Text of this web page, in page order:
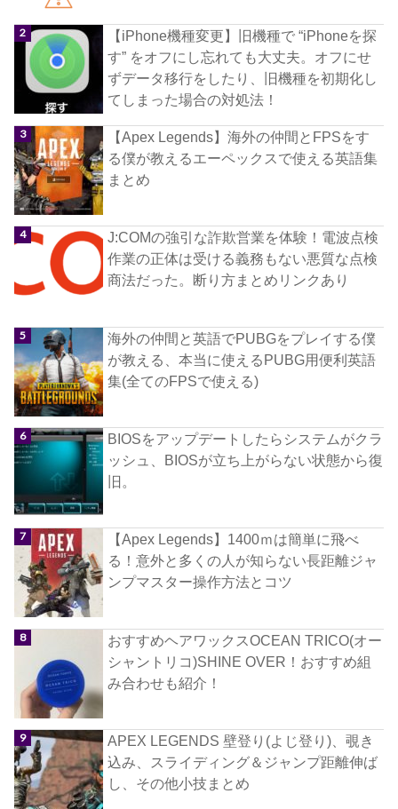
【iPhone機種変更】旧機種で “iPhoneを探
す” をオフにし忘れても大丈夫。オフにせ
ずデータ移行をしたり、旧機種を初期化し
てしまった場合の対処法！
【Apex Legends】海外の仲間とFPSをす
る僕が教えるエーペックスで使える英語集
まとめ
J:COMの強引な詐欺営業を体験！電波点検
作業の正体は受ける義務もない悪質な点検
商法だった。断り方まとめリンクあり
海外の仲間と英語でPUBGをプレイする僕
が教える、本当に使えるPUBG用便利英語
集(全てのFPSで使える)
BIOSをアップデートしたらシステムがクラ
ッシュ、BIOSが立ち上がらない状態から復
旧。
【Apex Legends】1400ｍは簡単に飛べ
る！意外と多くの人が知らない長距離ジャ
ンプマスター操作方法とコツ
おすすめヘアワックスOCEAN TRICO(オー
シャントリコ)SHINE OVER！おすすめ組
み合わせも紹介！
APEX LEGENDS 壁登り(よじ登り)、覗き
込み、スライディング＆ジャンプ距離伸ば
し、その他小技まとめ